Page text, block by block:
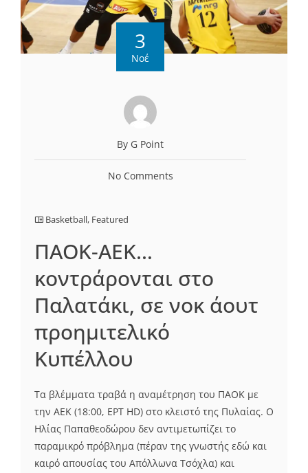
3
Νοέ
By G Point
No Comments
Basketball, Featured
ΠΑΟΚ-ΑΕΚ…
κοντράρονται στο
Παλατάκι, σε νοκ άουτ
προημιτελικό
Κυπέλλου
Τα βλέμματα τραβά η αναμέτρηση του ΠΑΟΚ με
την ΑΕΚ (18:00, ΕΡΤ HD) στο κλειστό της Πυλαίας. Ο
Ηλίας Παπαθεοδώρου δεν αντιμετωπίζει το
παραμικρό πρόβλημα (πέραν της γνωστής εδώ και
καιρό απουσίας του Απόλλωνα Τσόχλα) και